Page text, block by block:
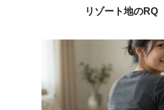
リゾート地のRQ